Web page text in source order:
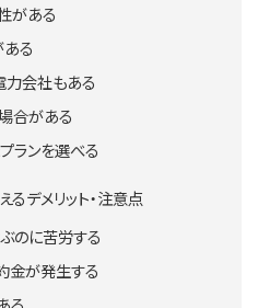
がある
る
力会社もある
合がある
ランを選べる
デメリット・注意点
のに苦労する
金が発生する